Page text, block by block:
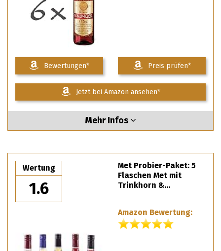
Bewertungen* Preis prüfen*
Jetzt bei Amazon ansehen*
Mehr Infos
Wertung
1.6
Met Probier-Paket: 5
Flaschen Met mit
Trinkhorn &…
Amazon Bewertung: